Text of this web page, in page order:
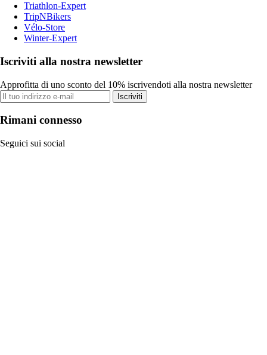
Triathlon-Expert
TripNBikers
Vélo-Store
Winter-Expert
Iscriviti alla nostra newsletter
Approfitta di uno sconto del 10% iscrivendoti alla nostra newsletter
Iscriviti
Rimani connesso
Seguici sui social